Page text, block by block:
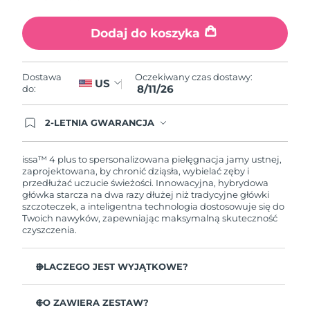
Dodaj do koszyka
Dostawa
do:
US Oczekiwany czas dostawy:
8/11/26
2-LETNIA GWARANCJA
przypadku wystąpienia problemów w ciągu 2 lat
od zakupu, FOREO bezpłatnie wymieni produkt.
issa™ 4 plus to spersonalizowana pielęgnacja jamy ustnej,
zaprojektowana, by chronić dziąsła, wybielać zęby i
przedłużać uczucie świeżości. Innowacyjna, hybrydowa
główka starcza na dwa razy dłużej niż tradycyjne główki
szczoteczek, a inteligentna technologia dostosowuje się do
Twoich nawyków, zapewniając maksymalną skuteczność
czyszczenia.
DLACZEGO JEST WYJĄTKOWE?
USB.
CO ZAWIERA ZESTAW?